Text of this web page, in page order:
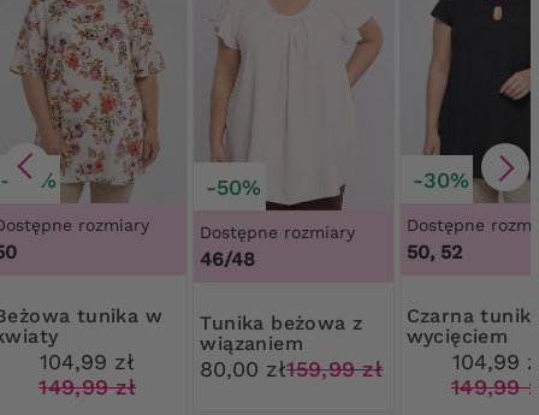
-30%
rozmiary
w
104,99 zł
149,99 zł
-50%
Dostępne rozmiary
46/48
Tunika beżowa z
wiązaniem
80,00 zł159,99 zł
-30%
Dostępne
50, 52
Czarna tunika z
wycięciem
104,99
149,99